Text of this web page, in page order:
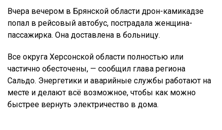
Вчера вечером в Брянской области дрон-камикадзе
попал в рейсовый автобус, пострадала женщина-
пассажирка. Она доставлена в больницу.
Все округа Херсонской области полностью или
частично обесточены, — сообщил глава региона
Сальдо. Энергетики и аварийные службы работают на
месте и делают всё возможное, чтобы как можно
быстрее вернуть электричество в дома.